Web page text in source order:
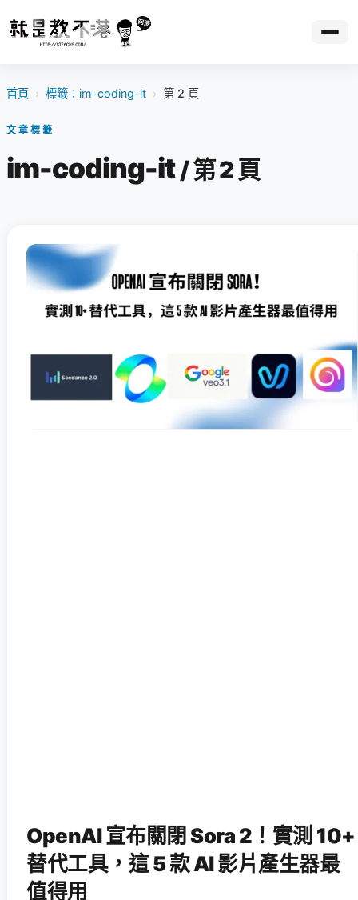
首頁 › 標籤：im-coding-it › 第 2 頁
文章標籤
im-coding-it/ 第 2 頁
OpenAI 宣布關閉 Sora 2！實測 10+
替代工具，這 5 款 AI 影片產生器最
值得用